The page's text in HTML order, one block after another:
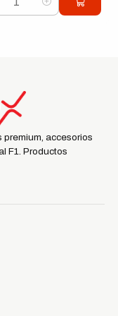
accesorios
F1. Productos